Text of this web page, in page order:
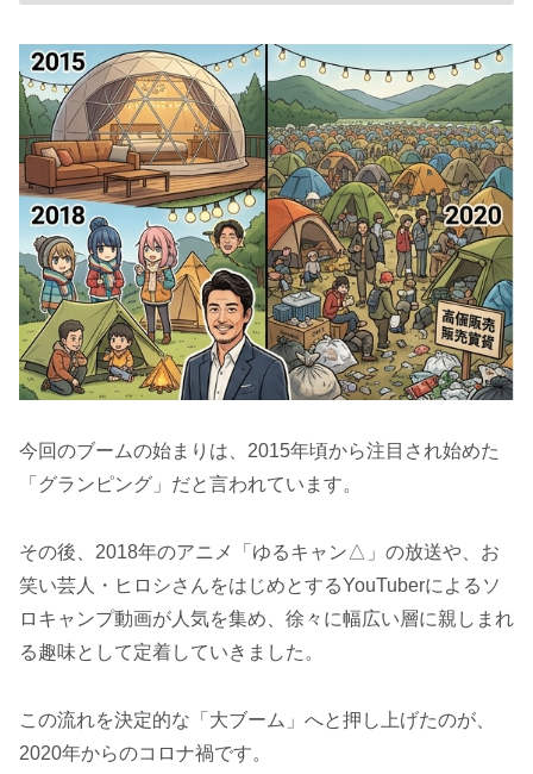
今回のブームの始まりは、2015年頃から注目され始めた
「グランピング」だと言われています。
その後、2018年のアニメ「ゆるキャン△」の放送や、お
笑い芸人・ヒロシさんをはじめとするYouTuberによるソ
ロキャンプ動画が人気を集め、徐々に幅広い層に親しまれ
る趣味として定着していきました。
この流れを決定的な「大ブーム」へと押し上げたのが、
2020年からのコロナ禍です。